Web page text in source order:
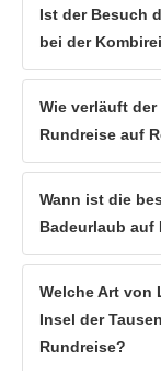
Bergen besser
Ist der Besuch
bei der
Wie verläuft
Rundreise auf
Wann ist die
Badeurlaub auf
Welche Art von
Insel der
Rundreise?